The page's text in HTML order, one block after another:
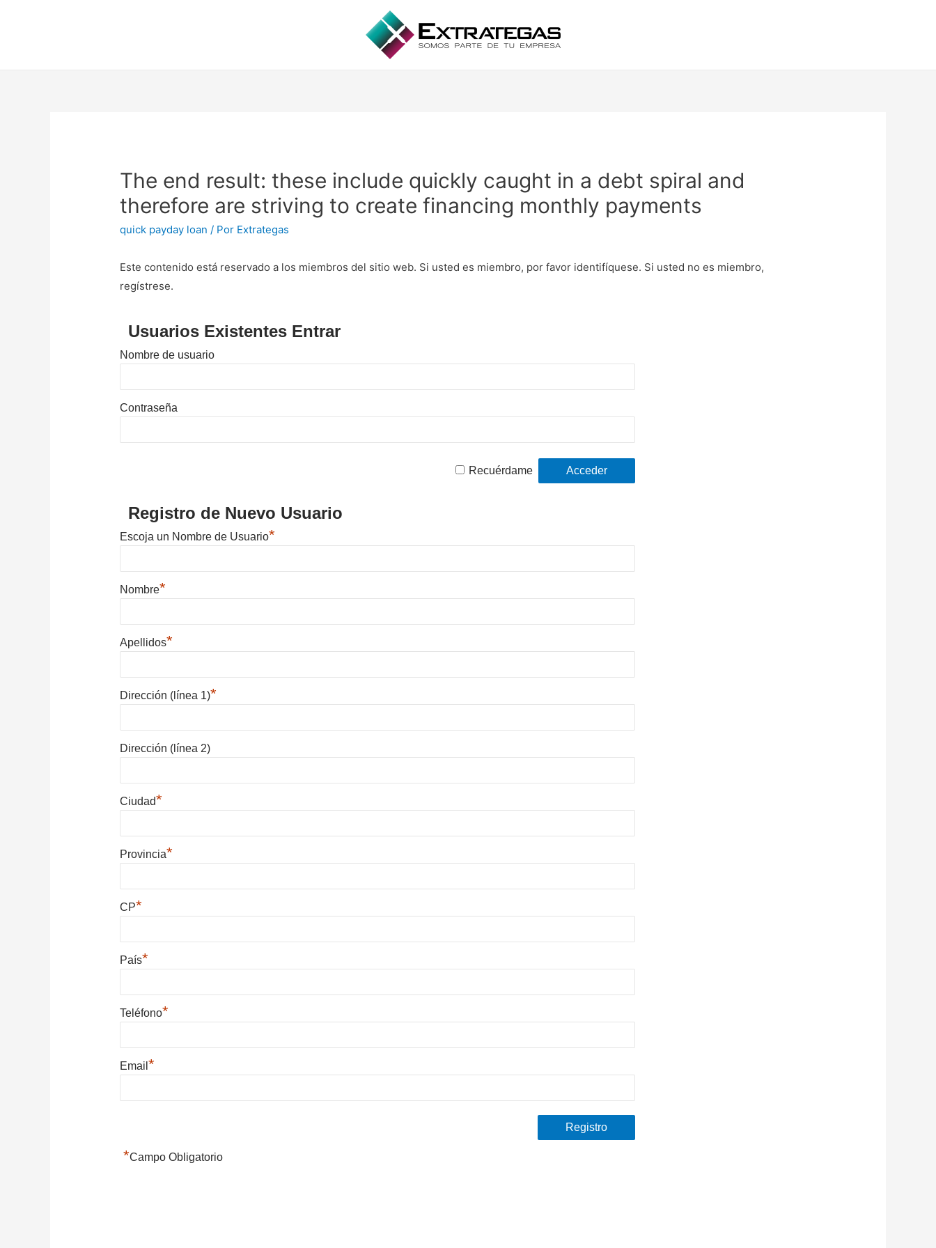
The end result: these include quickly caught in a debt spiral and
therefore are striving to create financing monthly payments
quick payday loan / Por Extrategas
Este contenido está reservado a los miembros del sitio web. Si usted es miembro, por favor identifíquese. Si usted no es miembro,
regístrese.
Usuarios Existentes Entrar
Nombre de usuario
Contraseña
Recuérdame
Registro de Nuevo Usuario
Escoja un Nombre de Usuario*
Nombre*
Apellidos*
Dirección (línea 1)*
Dirección (línea 2)
Ciudad*
Provincia*
CP*
País*
Teléfono*
Email*
*Campo Obligatorio